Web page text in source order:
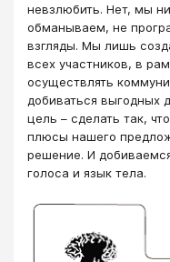
невзлюбить. Нет, мы
обманываем, не
взгляды. Мы лишь
всех участников, в
осуществлять
добиваться выгодных
цель – сделать так,
плюсы нашего
решение. И
голоса и язык тела.